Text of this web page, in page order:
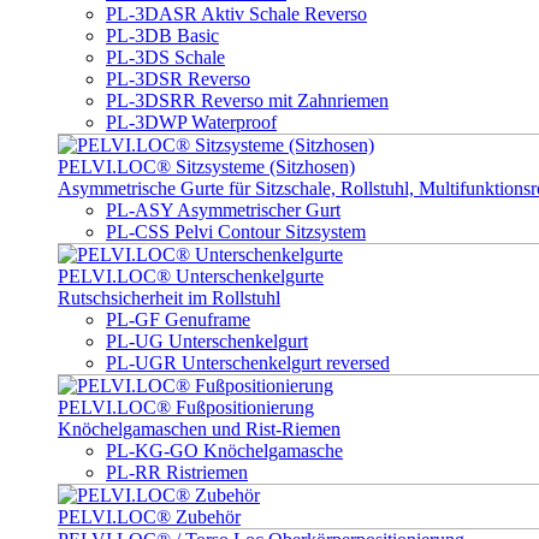
PL-3DASR Aktiv Schale Reverso
PL-3DB Basic
PL-3DS Schale
PL-3DSR Reverso
PL-3DSRR Reverso mit Zahnriemen
PL-3DWP Waterproof
PELVI.LOC® Sitzsysteme (Sitzhosen)
Asymmetrische Gurte für Sitzschale, Rollstuhl,
PL-ASY Asymmetrischer Gurt
PL-CSS Pelvi Contour Sitzsystem
PELVI.LOC® Unterschenkelgurte
Rutschsicherheit im Rollstuhl
PL-GF Genuframe
PL-UG Unterschenkelgurt
PL-UGR Unterschenkelgurt reversed
PELVI.LOC® Fußpositionierung
Knöchelgamaschen und Rist-Riemen
PL-KG-GO Knöchelgamasche
PL-RR Ristriemen
PELVI.LOC® Zubehör